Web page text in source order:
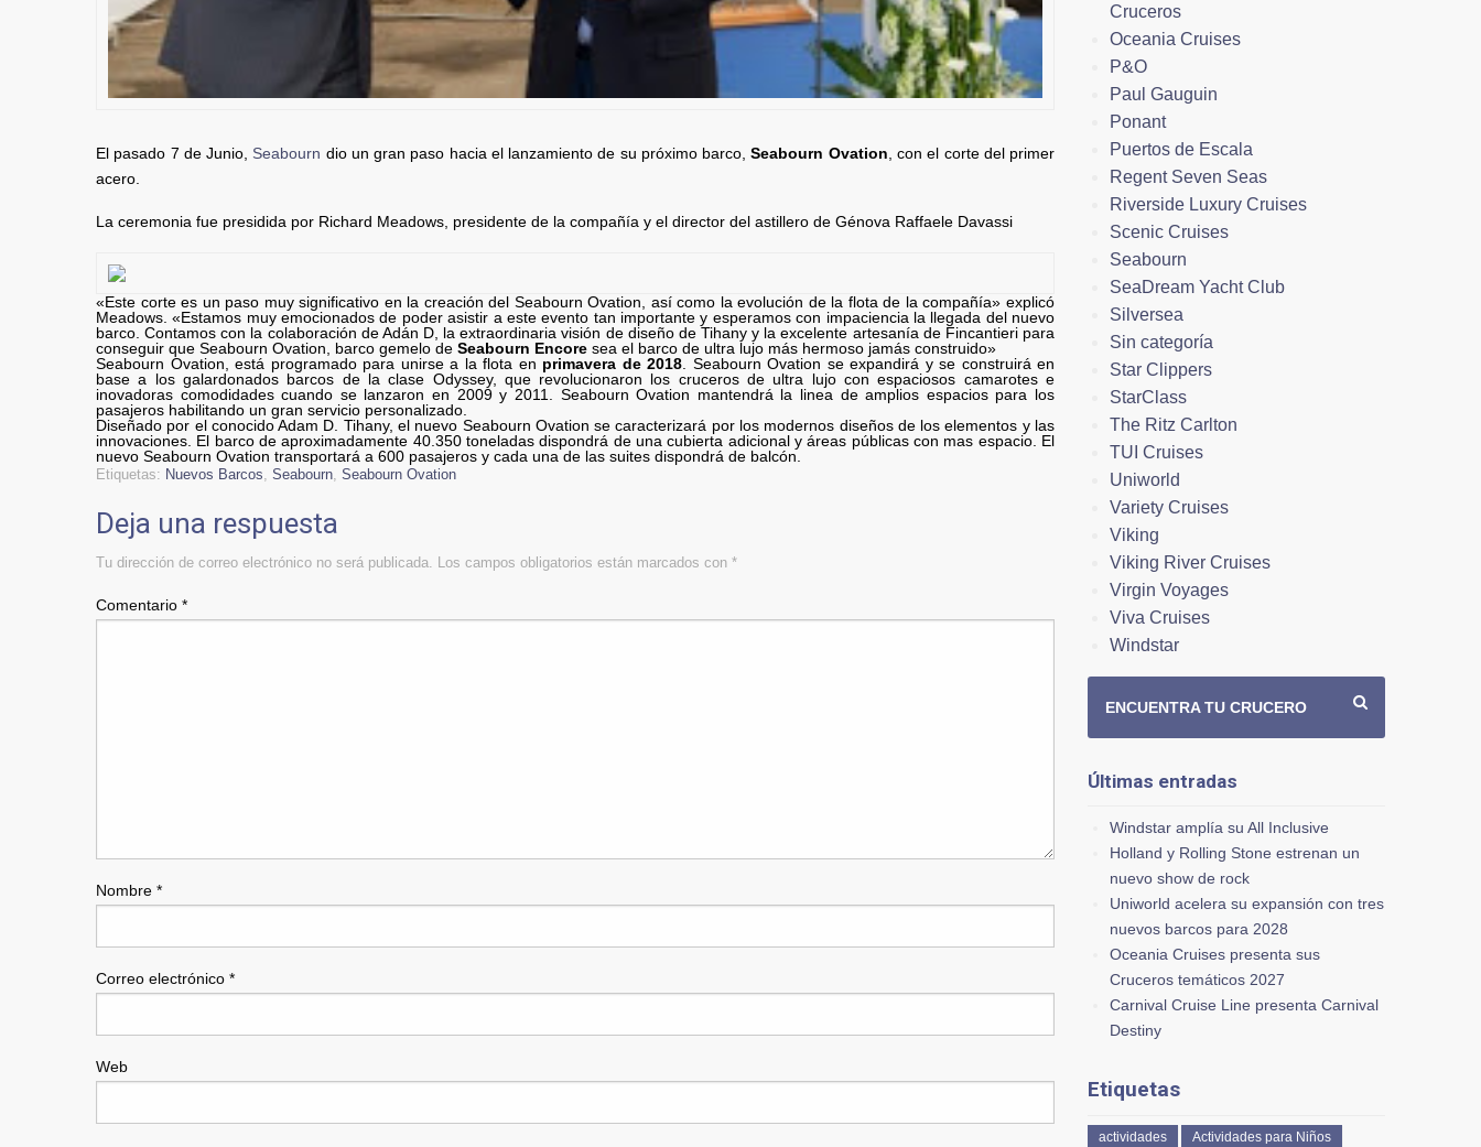
El pasado 7 de Junio, Seabourn dio un gran paso hacia el lanzamiento de su próximo barco,Seabourn Ovation, con el corte del primer
acero.
La ceremonia fue presidida por Richard Meadows, presidente de la compañía y el director del astillero de Génova Raffaele Davassi
«Este corte es un paso muy significativo en la creación del Seabourn Ovation, así como la evolución de la flota de la compañía» explicó
Meadows. «Estamos muy emocionados de poder asistir a este evento tan importante y esperamos con impaciencia la llegada del nuevo
barco. Contamos con la colaboración de Adán D, la extraordinaria visión de diseño de Tihany y la excelente artesanía de Fincantieri para
conseguir que Seabourn Ovation, barco gemelo de Seabourn Encore sea el barco de ultra lujo más hermoso jamás construido»
Seabourn Ovation, está programado para unirse a la flota en primavera de 2018. Seabourn Ovation se expandirá y se construirá en
base a los galardonados barcos de la clase Odyssey, que revolucionaron los cruceros de ultra lujo con espaciosos camarotes e
inovadoras comodidades cuando se lanzaron en 2009 y 2011. Seabourn Ovation mantendrá la linea de amplios espacios para los
pasajeros habilitando un gran servicio personalizado.
Diseñado por el conocido Adam D. Tihany, el nuevo Seabourn Ovation se caracterizará por los modernos diseños de los elementos y las
innovaciones. El barco de aproximadamente 40.350 toneladas dispondrá de una cubierta adicional y áreas públicas con mas espacio. El
nuevo Seabourn Ovation transportará a 600 pasajeros y cada una de las suites dispondrá de balcón.
Etiquetas: Nuevos Barcos, Seabourn, Seabourn Ovation
Deja una respuesta
Tu dirección de correo electrónico no será publicada. Los campos obligatorios están marcados con *
Comentario *
Nombre *
Correo electrónico *
Web
Cruceros
Oceania Cruises
P&O
Paul Gauguin
Ponant
Puertos de Escala
Regent Seven Seas
Riverside Luxury Cruises
Scenic Cruises
Seabourn
SeaDream Yacht Club
Silversea
Sin categoría
Star Clippers
StarClass
The Ritz Carlton
TUI Cruises
Uniworld
Variety Cruises
Viking
Viking River Cruises
Virgin Voyages
Viva Cruises
Windstar
ENCUENTRA TU CRUCERO
Últimas entradas
Windstar amplía su All Inclusive
Holland y Rolling Stone estrenan un
nuevo show de rock
Uniworld acelera su expansión con tres
nuevos barcos para 2028
Oceania Cruises presenta sus
Cruceros temáticos 2027
Carnival Cruise Line presenta Carnival
Destiny
Etiquetas
actividades
Actividades para Niños